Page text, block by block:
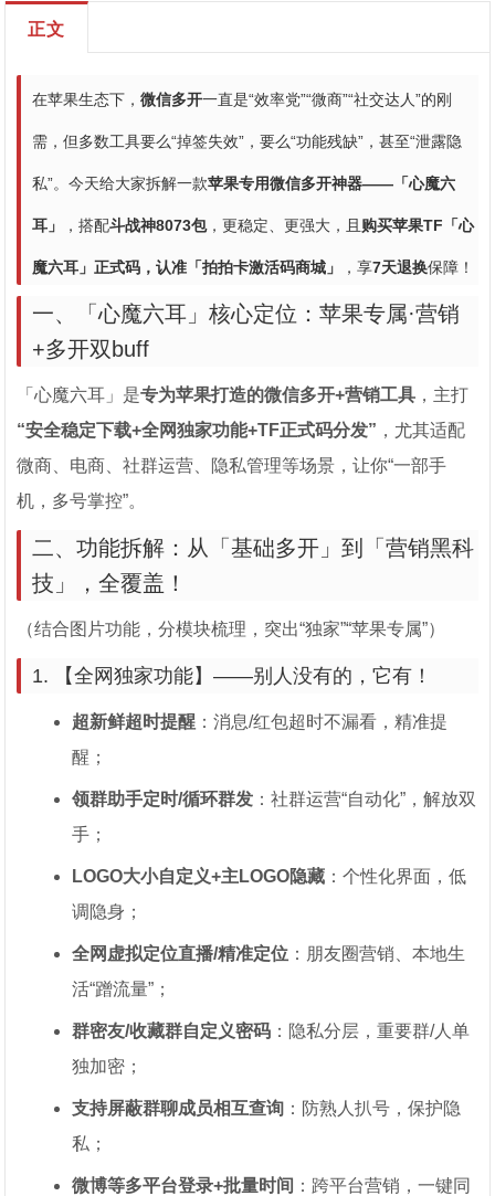
正文
在苹果生态下，微信多开一直是“效率党”“微商”“社交达人”的刚
需，但多数工具要么“掉签失效”，要么“功能残缺”，甚至“泄露隐
私”。今天给大家拆解一款苹果专用微信多开神器——「心魔六
耳」 ，搭配斗战神8073包，更稳定、更强大，且 购买苹果TF「心
魔六耳」正式码，认准「拍拍卡激活码商城」 ，享7天退换保障！
一、「心魔六耳」核心定位：苹果专属·营销
+多开双buff
「心魔六耳」是专为苹果打造的微信多开+营销工具 ，主打
“安全稳定下载+全网独家功能+TF正式码分发” ，尤其适配
微商、电商、社群运营、隐私管理等场景，让你“一部手
机，多号掌控”。
二、功能拆解：从「基础多开」到「营销黑科
技」，全覆盖！
（结合图片功能，分模块梳理，突出“独家”“苹果专属”）
1. 【全网独家功能】——别人没有的，它有！
超新鲜超时提醒 ：消息/红包超时不漏看，精准提
醒；
领群助手定时/循环群发 ：社群运营“自动化”，解放双
手；
LOGO大小自定义+主LOGO隐藏 ：个性化界面，低
调隐身；
全网虚拟定位直播/精准定位 ：朋友圈营销、本地生
活“蹭流量”；
群密友/收藏群自定义密码 ：隐私分层，重要群/人单
独加密；
支持屏蔽群聊成员相互查询 ：防熟人扒号，保护隐
私；
微博等多平台登录+批量时间 ：跨平台营销，一键同